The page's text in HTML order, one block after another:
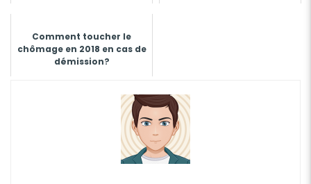
Comment toucher le
chômage en 2018 en cas de
démission?